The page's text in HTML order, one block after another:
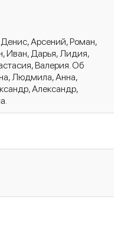
Арсений, Роман,
Иван, Дарья, Лидия,
Валерия. Об
Людмила, Анна,
Александр,